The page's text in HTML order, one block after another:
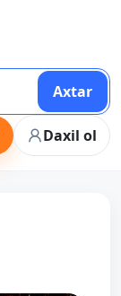
Axtar
Daxil ol